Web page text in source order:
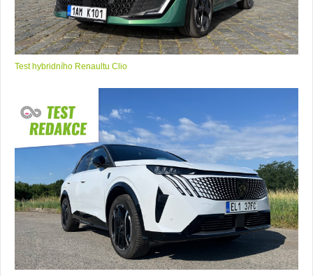
Test hybridního Renaultu Clio